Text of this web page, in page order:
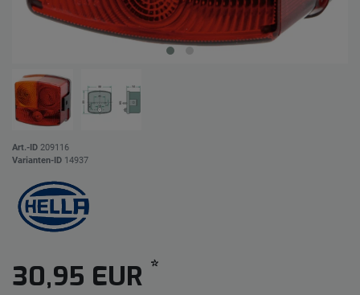
Art.-ID 209116
Varianten-ID 14937
30,95 EUR *